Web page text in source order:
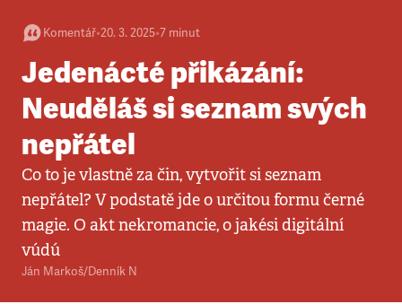
Komentář•20. 3. 2025•7 minut
Jedenácté přikázání:
Neuděláš si seznam svých
nepřátel
Co to je vlastně za čin, vytvořit si seznam
nepřátel? V podstatě jde o určitou formu černé
magie. O akt nekromancie, o jakési digitální
vúdú
Ján Markoš/Denník N